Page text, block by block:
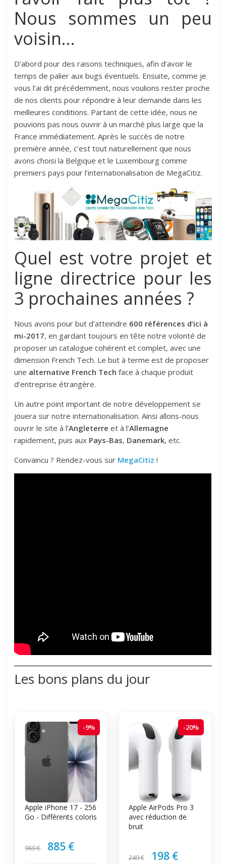
Nous sommes un peu
voisin…
D’abord pour des raisons techniques, afin d’avoir le
temps de palier aux bugs éventuels. Ensuite, comme je
vous l’ai dit précédemment, nous voulions rester proche
de nos clients pour répondre à leur demande dans les
meilleures conditions. Partant de cette idée, nous ne
pouvions pas nous ouvrir à un marché plus large que la
France immédiatement. Après le succès de notre
première année, c’est tout naturellement que nous
avons choisi la Belgique et le Luxembourg comme
premiers pays pour l’internationalisation de MegaCitiz.
Quel est votre projet et
ligne directrice pour les
3 prochaines années ?
Nous avons pour but d’atteindre 600 références d’ici à
mi-2017, en gardant toujours en tête notre volonté de
proposer un catalogue cohérent et complet, avec une
dimension French Tech. Le but à terme est de proposer
une alternative French Tech face à chaque produit
d’entreprise étrangère.
Un autre point important de notre développement se
jouera sur notre internationalisation. Ainsi allons-nous
ouvrir le site à l’Angleterre et à l’Allemagne
rapidement, puis aux Pays-Bas, Danemark, etc.
Convaincu ? Rendez-vous sur MegaCitiz !
Les bons plans du jour
-9%
Apple iPhone 17 - 256
Go - Différents coloris
969 € 885 €
-20%
Apple AirPods Pro 3
avec réduction de
bruit
249 € 198 €